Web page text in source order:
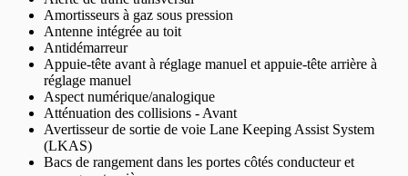
Amortisseurs à gaz sous pression
Antenne intégrée au toit
Antidémarreur
Appuie-tête avant à réglage manuel et appuie-tête arrière à
réglage manuel
Aspect numérique/analogique
Atténuation des collisions - Avant
Avertisseur de sortie de voie Lane Keeping Assist System
(LKAS)
Bacs de rangement dans les portes côtés conducteur et